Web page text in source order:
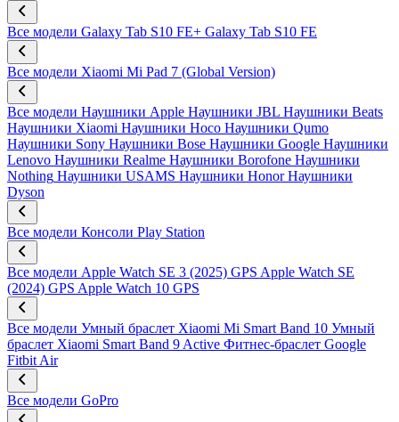
Все модели Galaxy Tab S10 FE+ Galaxy Tab S10 FE
Все модели Xiaomi Mi Pad 7 (Global Version)
Все модели Наушники Apple Наушники JBL Наушники Beats
Наушники Xiaomi Наушники Hoco Наушники Qumo
Наушники Sony Наушники Bose Наушники Google Наушники
Lenovo Наушники Realme Наушники Borofone Наушники
Nothing Наушники USAMS Наушники Honor Наушники
Dyson
Все модели Консоли Play Station
Все модели Apple Watch SE 3 (2025) GPS Apple Watch SE
(2024) GPS Apple Watch 10 GPS
Все модели Умный браслет Xiaomi Mi Smart Band 10 Умный
браслет Xiaomi Smart Band 9 Active Фитнес-браслет Google
Fitbit Air
Все модели GoPro